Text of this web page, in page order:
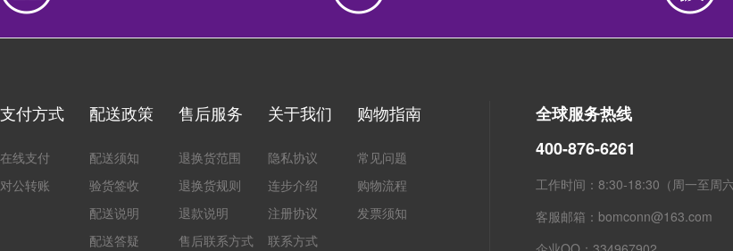
支付方式
在线支付
对公转账
配送政策
配送须知
验货签收
配送说明
配送答疑
售后服务
退换货范围
退换货规则
退款说明
售后联系方式
关于我们
隐私协议
连步介绍
注册协议
联系方式
购物指南
常见问题
购物流程
发票须知
全球服务热线
400-876-6261
工作时间：8:30-18:30（周一至周六
客服邮箱：bomconn@163.com